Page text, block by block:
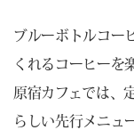
ブルーボトルコー
くれるコーヒーを
原宿カフェでは、
らしい先行メニュ